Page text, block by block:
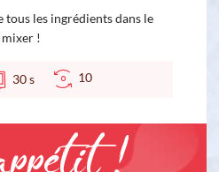
tous les ingrédients dans le
!
30s 10